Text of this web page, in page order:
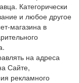
Категорически
и любое другое
магазина в
на адреса
Сайте,
рекламного